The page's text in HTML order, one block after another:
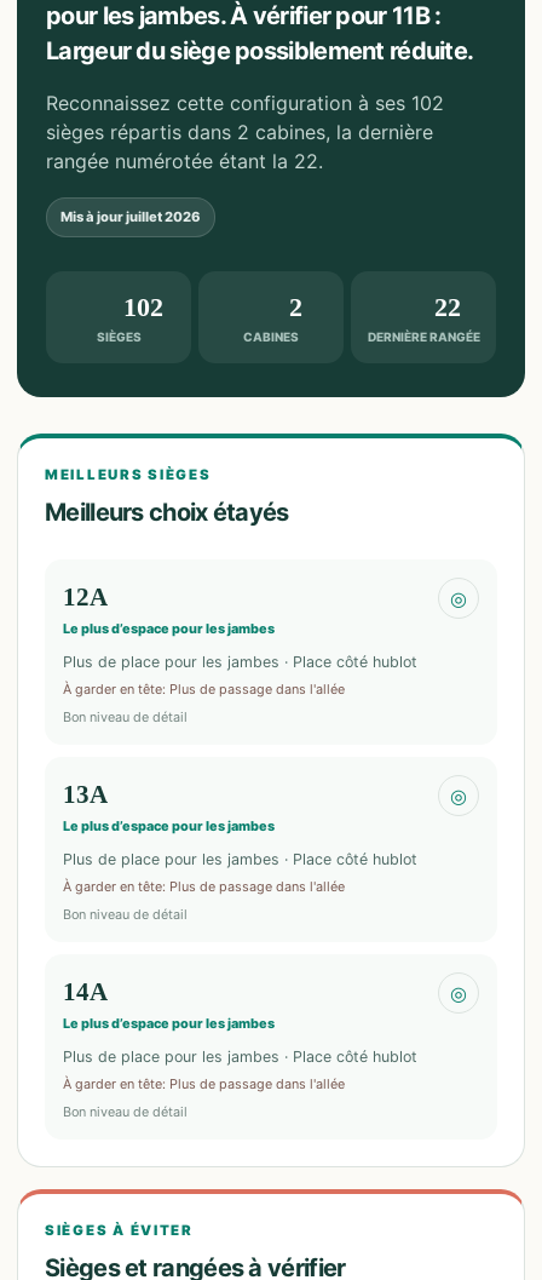
pour les jambes. À vérifier pour 11B :
Largeur du siège possiblement réduite.
Reconnaissez cette configuration à ses 102
sièges répartis dans 2 cabines, la dernière
rangée numérotée étant la 22.
Mis à jourjuillet 2026
SIÈGES
102
CABINES
2
DERNIÈRE RANGÉE
22
MEILLEURS SIÈGES
Meilleurs choix étayés
12A
Le plus d’espace pour les jambes
◎
Plus de place pour les jambes · Place côté hublot
À garder en tête: Plus de passage dans l'allée
Bon niveau de détail
13A
Le plus d’espace pour les jambes
◎
Plus de place pour les jambes · Place côté hublot
À garder en tête: Plus de passage dans l'allée
Bon niveau de détail
14A
Le plus d’espace pour les jambes
◎
Plus de place pour les jambes · Place côté hublot
À garder en tête: Plus de passage dans l'allée
Bon niveau de détail
SIÈGES À ÉVITER
Sièges et rangées à vérifier